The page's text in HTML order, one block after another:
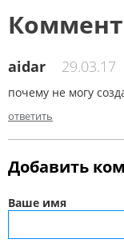
aidar 29.03.17
почему не могу
ответить
Добавить
Ваше имя